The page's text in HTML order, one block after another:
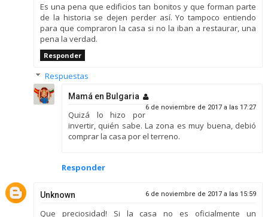
Es una pena que edificios tan bonitos y que forman parte
de la historia se dejen perder así. Yo tampoco entiendo
para que compraron la casa si no la iban a restaurar, una
pena la verdad.
Responder
Respuestas
Mamá en Bulgaria
6 de noviembre de 2017 a las 17:27
Quizá lo hizo por
invertir, quién sabe. La zona es muy buena, debió
comprar la casa por el terreno.
Responder
Unknown 6 de noviembre de 2017 a las 15:59
Que preciosidad! Si la casa no es oficialmente un